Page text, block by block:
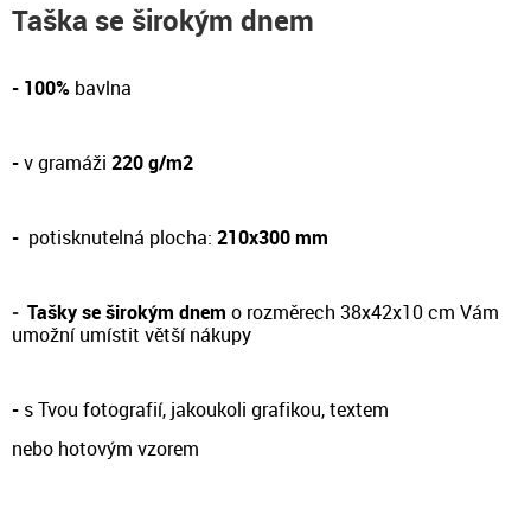
Taška se širokým dnem
- 100% bavlna
-v gramáži 220 g/m2
- potisknutelná plocha: 210x300 mm
- Tašky se širokým dnem o rozměrech 38x42x10 cm Vám
umožní umístit větší nákupy
- s Tvou fotografií, jakoukoli grafikou, textem
nebo hotovým vzorem